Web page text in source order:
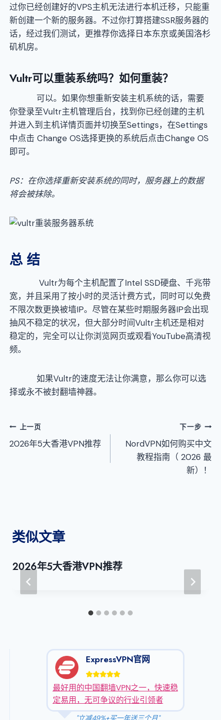
过你已经创建好的VPS主机无法进行本机迁移，只能重
新创建一个新的服务器。不过你打算搭建SSR服务器的
话，经过我们测试，更推荐你选择日本东京或美国洛杉
矶机房。
Vultr可以重装系统吗？如何重装？
可以。如果你想重新安装主机系统的话，需要
你登录至Vultr主机管理后台，找到你已经创建的主机
并进入到主机详情页面并切换至Settings，在Settings
中点击 Change OS选择更换的系统后点击Change OS
即可。
PS：在你选择重新安装系统的同时，服务器上的数据
将会被抹除。
总 结
Vultr为每个主机配置了Intel SSD硬盘、千兆带
宽，并且采用了按小时的灵活计费方式，同时可以免费
不限次数更换被墙IP。尽管在某些时期服务器IP会出现
抽风不稳定的状况，但大部分时间Vultr主机还是相对
稳定的，完全可以让你浏览网页或观看YouTube高清视
频。
如果Vultr的速度无法让你满意，那么你可以选
择或永不被封翻墙神器。
文
章
上一页
2026年5大香港VPN推荐
下一步
NordVPN如何购买中文
教程指南（ 2026 最
新）！
类似文章
2026年5大香港VPN推荐
ExpressVPN官网
最好用的中国翻墙VPN之一，快速稳
定易用，无可争议的行业引领者
"立减49%+买一年送三个月"